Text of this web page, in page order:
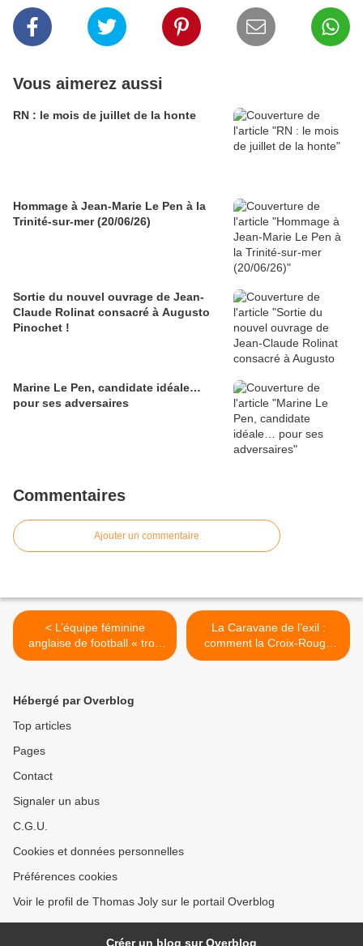
Vous aimerez aussi
RN : le mois de juillet de la honte
Hommage à Jean-Marie Le Pen à la
Trinité-sur-mer (20/06/26)
Sortie du nouvel ouvrage de Jean-
Claude Rolinat consacré à Augusto
Pinochet !
Marine Le Pen, candidate idéale…
pour ses adversaires
Commentaires
Ajouter un commentaire
< L’équipe féminine
anglaise de football « trop
blanche » ?
La Caravane de l’exil :
comment la Croix-Rouge
française cherche à
Hébergé par Overblog
Top articles
Pages
Contact
Signaler un abus
C.G.U.
Cookies et données personnelles
Préférences cookies
Voir le profil de Thomas Joly sur le portail Overblog
Créer un blog sur Overblog